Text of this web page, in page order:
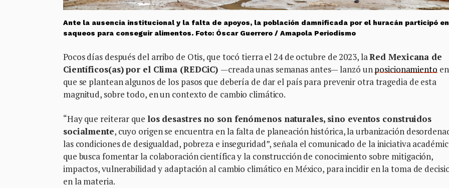
Ante la ausencia institucional y la falta de apoyos, la población damnificada por el huracán participó en
saqueos para conseguir alimentos. Foto: Óscar Guerrero / Amapola Periodismo
Pocos días después del arribo de Otis, que tocó tierra el 24 de octubre de 2023, laRed Mexicana de
Científicos(as) por el Clima (REDCiC) —creada unas semanas antes— lanzó unposicionamiento
que se plantean algunos de los pasos que debería de dar el país para prevenir otra tragedia de esta
magnitud, sobre todo, en un contexto de cambio climático.
“Hay que reiterar que los desastres no son fenómenos naturales, sino eventos construidos
socialmente, cuyo origen se encuentra en la falta de planeación histórica, la urbanización
las condiciones de desigualdad, pobreza e inseguridad”, señala el comunicado de la iniciativa
que busca fomentar la colaboración científica y la construcción de conocimiento sobre mitigación,
impactos, vulnerabilidad y adaptación al cambio climático en México, para incidir en la toma de
en la materia.